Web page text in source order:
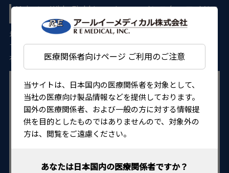
医療関係者向けページ ご利用のご注意
当サイトは、日本国内の医療関係者を対象として、
当社の医療向け製品情報などを提供しております。
国外の医療関係者、および一般の方に対する情報提
供を目的としたものではありませんので、対象外の
方は、閲覧をご遠慮ください。
Mainster Wide Field Laser Lens マインスター ワイドフ
ィールド レーザーレンズ
増殖性糖尿病網膜症の汎網膜光凝固用に開発されたレンズ
で、マインスター眼底レーザーレンズよりも39%広い視野を
有しています。